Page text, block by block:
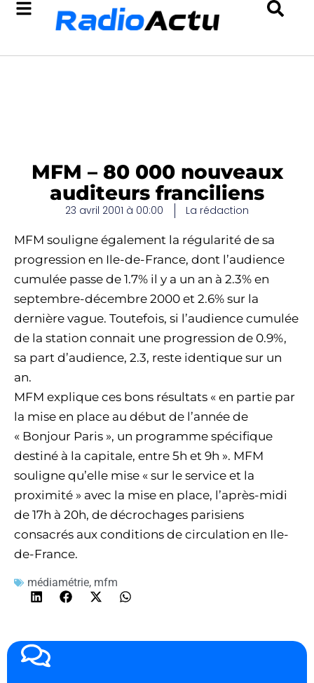
MFM – 80 000 nouveaux
auditeurs franciliens
23 avril 2001 à 00:00 La rédaction
MFM souligne également la régularité de sa
progression en Ile-de-France, dont l’audience
cumulée passe de 1.7% il y a un an à 2.3% en
septembre-décembre 2000 et 2.6% sur la
dernière vague. Toutefois, si l’audience cumulée
de la station connait une progression de 0.9%,
sa part d’audience, 2.3, reste identique sur un
an.
MFM explique ces bons résultats « en partie par
la mise en place au début de l’année de
« Bonjour Paris », un programme spécifique
destiné à la capitale, entre 5h et 9h ». MFM
souligne qu’elle mise « sur le service et la
proximité » avec la mise en place, l’après-midi
de 17h à 20h, de décrochages parisiens
consacrés aux conditions de circulation en Ile-
de-France.
médiamétrie, mfm